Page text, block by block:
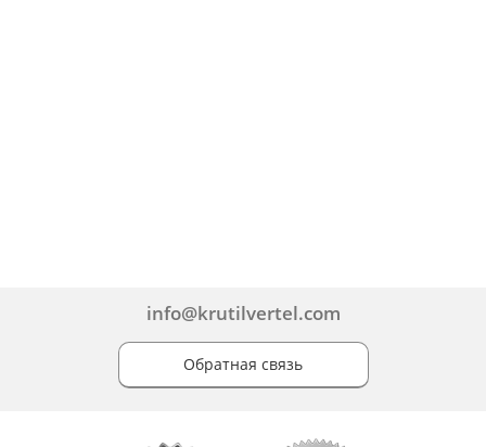
info@krutilvertel.com
Обратная связь